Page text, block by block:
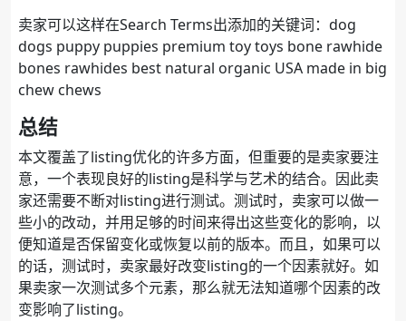
卖家可以这样在Search Terms出添加的关键词：dog
dogs puppy puppies premium toy toys bone rawhide
bones rawhides best natural organic USA made in big
chew chews
总结
本文覆盖了listing优化的许多方面，但重要的是卖家要注
意，一个表现良好的listing是科学与艺术的结合。因此卖
家还需要不断对listing进行测试。测试时，卖家可以做一
些小的改动，并用足够的时间来得出这些变化的影响，以
便知道是否保留变化或恢复以前的版本。而且，如果可以
的话，测试时，卖家最好改变listing的一个因素就好。如
果卖家一次测试多个元素，那么就无法知道哪个因素的改
变影响了listing。